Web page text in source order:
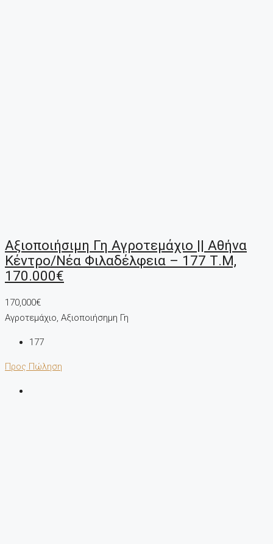
Αξιοποιήσιμη Γη Αγροτεμάχιο || Αθήνα
Κέντρο/Νέα Φιλαδέλφεια – 177 Τ.μ,
170.000€
170,000€
Αγροτεμάχιο, Αξιοποιήσημη Γη
177
Προς Πώληση